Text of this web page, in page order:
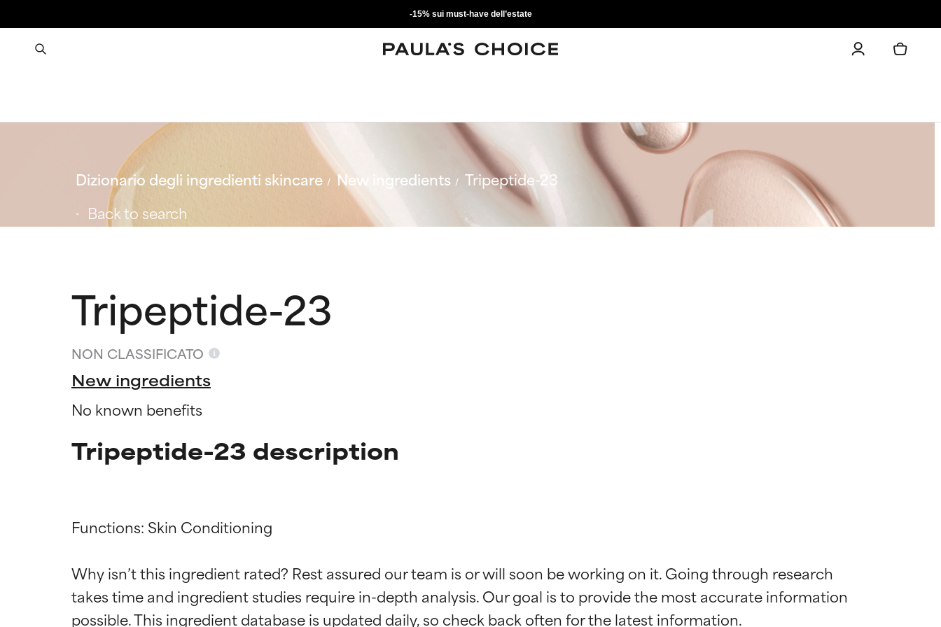
-15% sui must-have dell’estate
Dizionario degli ingredienti skincare New ingredients
Tripeptide-23
Back to search
Tripeptide-23
NON CLASSIFICATO
New ingredients
No known benefits
Tripeptide-23 description
Functions: Skin Conditioning
Why isn’t this ingredient rated? Rest assured our team is or will soon be working on it. Going through research
takes time and ingredient studies require in-depth analysis. Our goal is to provide the most accurate information
Valutazione degli ingredienti
OTTIMO
Comprovati e sostenuti da studi indipendenti. Ingrediente attivo eccezionale per la maggior
parte dei tipi di pelle o dei problemi.
Valutazione degli ingredienti
OTTIMO
Comprovati e sostenuti da studi indipendenti. Ingrediente attivo eccezionale per la maggior
parte dei tipi di pelle o dei problemi.